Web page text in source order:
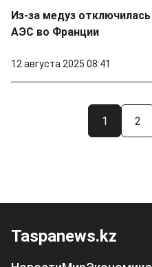
Из-за медуз отключилась
АЭС во Франции
12 августа 2025 08:41
1 2
Taspanews.kz